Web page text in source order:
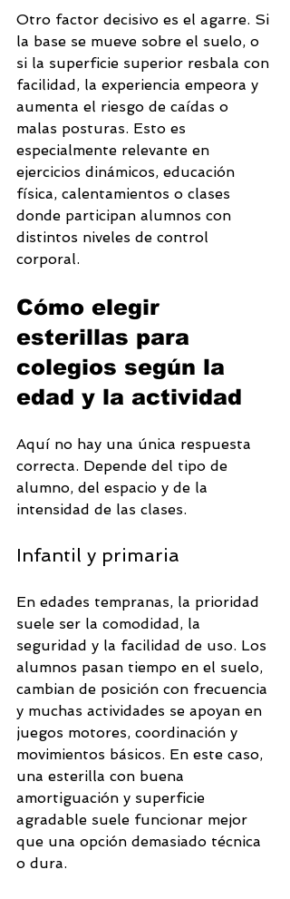
Otro factor decisivo es el agarre. Si
la base se mueve sobre el suelo, o
si la superficie superior resbala con
facilidad, la experiencia empeora y
aumenta el riesgo de caídas o
malas posturas. Esto es
especialmente relevante en
ejercicios dinámicos, educación
física, calentamientos o clases
donde participan alumnos con
distintos niveles de control
corporal.
Cómo elegir
esterillas para
colegios según la
edad y la actividad
Aquí no hay una única respuesta
correcta. Depende del tipo de
alumno, del espacio y de la
intensidad de las clases.
Infantil y primaria
En edades tempranas, la prioridad
suele ser la comodidad, la
seguridad y la facilidad de uso. Los
alumnos pasan tiempo en el suelo,
cambian de posición con frecuencia
y muchas actividades se apoyan en
juegos motores, coordinación y
movimientos básicos. En este caso,
una esterilla con buena
amortiguación y superficie
agradable suele funcionar mejor
que una opción demasiado técnica
o dura.